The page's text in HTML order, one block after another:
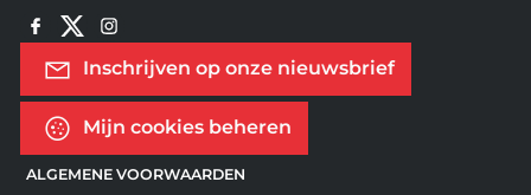
Inschrijven op onze nieuwsbrief
Mijn cookies beheren
ALGEMENE VOORWAARDEN